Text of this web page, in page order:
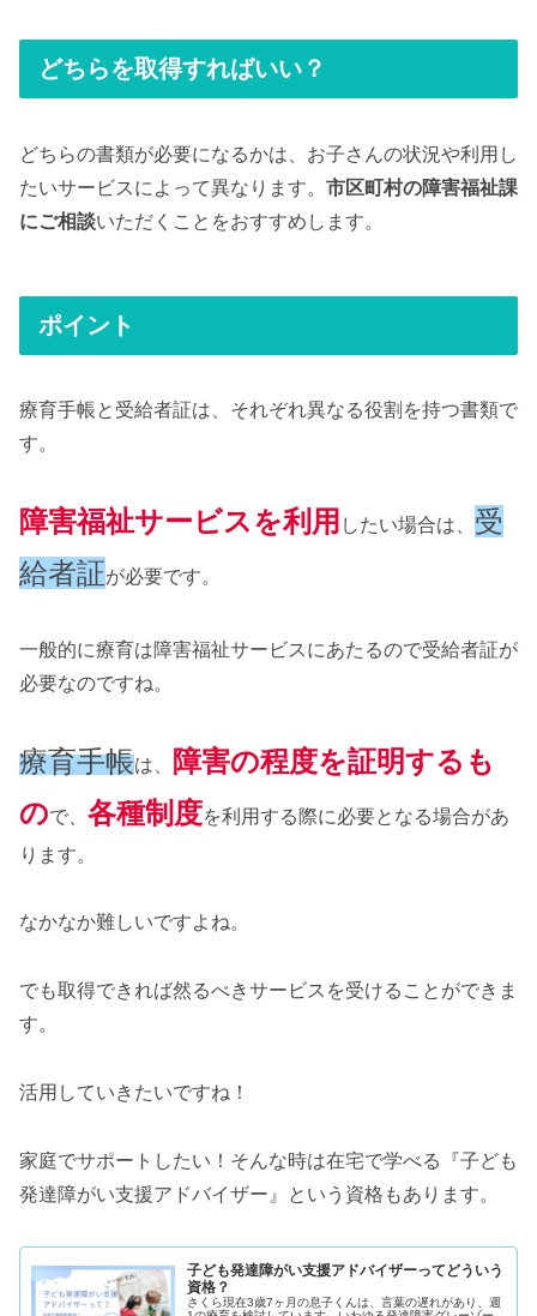
どちらを取得すればいい？
どちらの書類が必要になるかは、お子さんの状況や利用し
たいサービスによって異なります。 市区町村の障害福祉課
にご相談いただくことをおすすめします。
ポイント
療育手帳と受給者証は、それぞれ異なる役割を持つ書類で
す。
障害福祉サービスを利用 したい場合は、 受
給者証が必要です。
一般的に療育は障害福祉サービスにあたるので受給者証が
必要なのですね。
療育手帳は、
障害の程度を証明するも
ので、 各種制度を利用する際に必要となる場合があ
ります。
なかなか難しいですよね。
でも取得できれば然るべきサービスを受けることができま
す。
活用していきたいですね！
家庭でサポートしたい！そんな時は在宅で学べる『子ども
発達障がい支援アドバイザー』という資格もあります。
子ども発達障がい支援アドバイザーってどういう
資格？
さくら現在3歳7ヶ月の息子くんは、言葉の遅れがあり、週